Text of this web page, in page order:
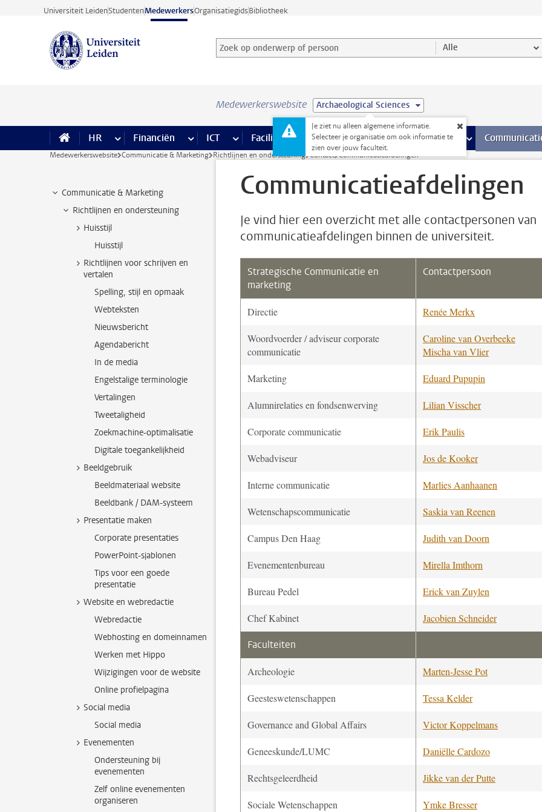
Ga direct naar de inhoud
Universiteit LeidenStudentenMedewerkersOrganisatiegidsBibliotheek
Zoek op onderwerp of persoon en selecteer categorie
Zoekterm Alle
Medewerkerswebsite Archaeological Sciences
Je ziet nu alleen algemene informatie.
Selecteer je organisatie om ook informatie te
zien over jouw faculteit.
HR meer HR pagina’s
Financiën meer Financiën pagina’s
ICT meer ICT pagina’s
Faciliteiten meer Faciliteiten pagina’s
Onderwijs meer Onderwijs pagina’s
Onderzoek meer Onderzoek
Medewerkerswebsite Communicatie & Marketing Richtlijnen en ondersteuning Contact Communicatieafdelingen
Communicatie & Marketing
Richtlijnen en ondersteuning
Huisstijl
Huisstijl
Richtlijnen voor schrijven en
vertalen
Spelling, stijl en opmaak
Webteksten
Nieuwsbericht
Agendabericht
In de media
Engelstalige terminologie
Vertalingen
Tweetaligheid
Zoekmachine-optimalisatie
Digitale toegankelijkheid
Beeldgebruik
Beeldmateriaal website
Beeldbank / DAM-systeem
Presentatie maken
Corporate presentaties
PowerPoint-sjablonen
Tips voor een goede
presentatie
Website en webredactie
Webredactie
Webhosting en domeinnamen
Werken met Hippo
Wijzigingen voor de website
Online profielpagina
Social media
Social media
Evenementen
Ondersteuning bij
evenementen
Zelf online evenementen
organiseren
Communicatieafdelingen
Je vind hier een overzicht met alle contactpersonen van
communicatieafdelingen binnen de universiteit.
Strategische Communicatie en
marketing
Contactpersoon
Directie Renée Merkx
Woordvoerder / adviseur corporate
communicatie
Caroline van Overbeeke
Mischa van Vlier
Marketing Eduard Pupupin
Alumnirelaties en fondsenwerving Lilian Visscher
Corporate communicatie Erik Paulis
Webadviseur Jos de Kooker
Interne communicatie Marlies Aanhaanen
Wetenschapscommunicatie Saskia van Reenen
Campus Den Haag Judith van Doorn
Evenementenbureau Mirella Imthorn
Bureau Pedel Erick van Zuylen
Chef Kabinet Jacobien Schneider
Faculteiten
Archeologie Marten-Jesse Pot
Geesteswetenschappen Tessa Kelder
Governance and Global Affairs Victor Koppelmans
Geneeskunde/LUMC Daniëlle Cardozo
Rechtsgeleerdheid Jikke van der Putte
Sociale Wetenschappen Ymke Bresser